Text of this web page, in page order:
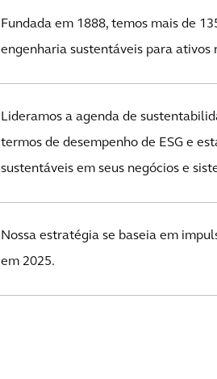
Fundada em 1888, temos mais de
engenharia sustentáveis para ativos
Lideramos a agenda de
termos de desempenho de ESG e
sustentáveis em seus negócios e
Nossa estratégia se baseia em
em 2025.